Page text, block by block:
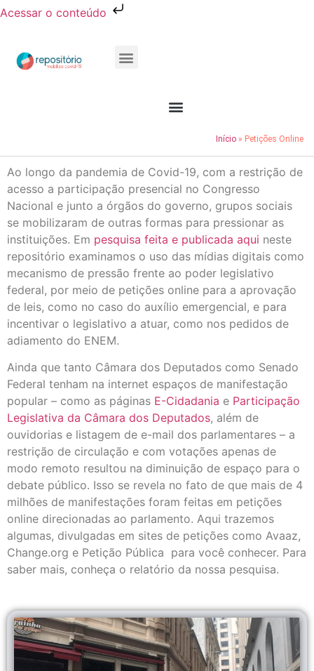
Acessar o conteúdo
Início » Petições Online
Ao longo da pandemia de Covid-19, com a restrição de
acesso a participação presencial no Congresso
Nacional e junto a órgãos do governo, grupos sociais
se mobilizaram de outras formas para pressionar as
instituições. Em pesquisa feita e publicada aqui neste
repositório examinamos o uso das mídias digitais como
mecanismo de pressão frente ao poder legislativo
federal, por meio de petições online para a aprovação
de leis, como no caso do auxílio emergencial, e para
incentivar o legislativo a atuar, como nos pedidos de
adiamento do ENEM.
Ainda que tanto Câmara dos Deputados como Senado
Federal tenham na internet espaços de manifestação
popular – como as páginas E-Cidadania e Participação
Legislativa da Câmara dos Deputados, além de
ouvidorias e listagem de e-mail dos parlamentares – a
restrição de circulação e com votações apenas de
modo remoto resultou na diminuição de espaço para o
debate público. Isso se revela no fato de que mais de 4
milhões de manifestações foram feitas em petições
online direcionadas ao parlamento. Aqui trazemos
algumas, divulgadas em sites de petições como Avaaz,
Change.org e Petição Pública para você conhecer. Para
saber mais, conheça o relatório da nossa pesquisa.